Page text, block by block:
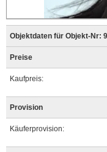
Objektdaten für Objekt-Nr:
Preise
Kaufpreis:
Provision
Käuferprovision: